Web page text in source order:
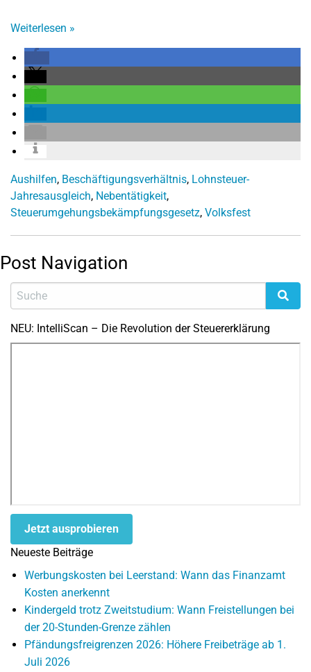
Weiterlesen »
Aushilfen, Beschäftigungsverhältnis, Lohnsteuer-
Jahresausgleich, Nebentätigkeit,
Steuerumgehungsbekämpfungsgesetz, Volksfest
Post Navigation
NEU: IntelliScan – Die Revolution der Steuererklärung
Jetzt ausprobieren
Neueste Beiträge
Werbungskosten bei Leerstand: Wann das Finanzamt
Kosten anerkennt
Kindergeld trotz Zweitstudium: Wann Freistellungen bei
der 20-Stunden-Grenze zählen
Pfändungsfreigrenzen 2026: Höhere Freibeträge ab 1.
Juli 2026